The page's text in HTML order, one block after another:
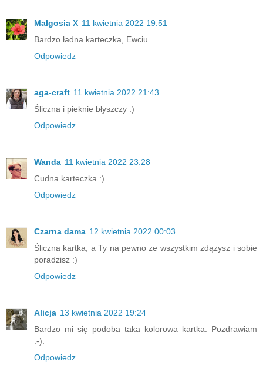
Małgosia X 11 kwietnia 2022 19:51
Bardzo ładna karteczka, Ewciu.
Odpowiedz
aga-craft 11 kwietnia 2022 21:43
Śliczna i pieknie błyszczy :)
Odpowiedz
Wanda 11 kwietnia 2022 23:28
Cudna karteczka :)
Odpowiedz
Czarna dama 12 kwietnia 2022 00:03
Śliczna kartka, a Ty na pewno ze wszystkim zdązysz i sobie
poradzisz :)
Odpowiedz
Alicja 13 kwietnia 2022 19:24
Bardzo mi się podoba taka kolorowa kartka. Pozdrawiam
:-).
Odpowiedz